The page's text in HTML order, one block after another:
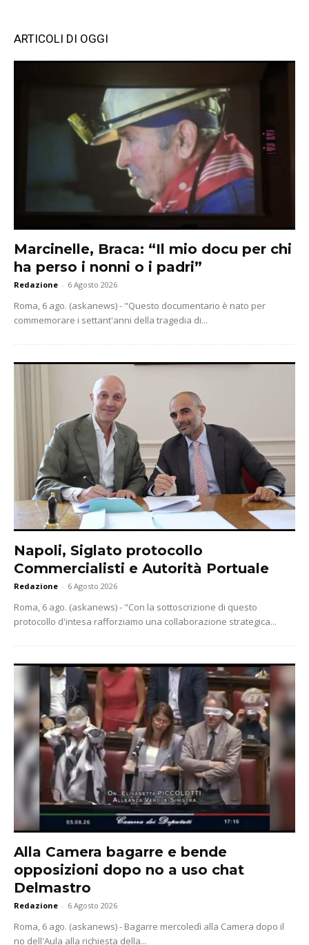
ARTICOLI DI OGGI
Marcinelle, Braca: “Il mio docu per chi
ha perso i nonni o i padri”
Redazione - 6 Agosto 2026
Roma, 6 ago. (askanews) - "Questo documentario è nato per
commemorare i settant'anni della tragedia di...
Napoli, Siglato protocollo
Commercialisti e Autorità Portuale
Redazione - 6 Agosto 2026
Roma, 6 ago. (askanews) - "Con la sottoscrizione di questo
protocollo d'intesa rafforziamo una collaborazione strategica...
Alla Camera bagarre e bende
opposizioni dopo no a uso chat
Delmastro
Redazione - 6 Agosto 2026
Roma, 6 ago. (askanews) - Bagarre mercoledì alla Camera dopo il
no dell'Aula alla richiesta della...